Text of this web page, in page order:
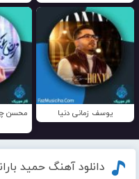
یوسف زمانی دنیا
محسن
دانلود آهنگ حمید